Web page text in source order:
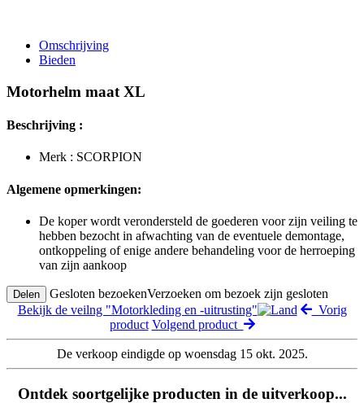
Omschrijving
Bieden
Motorhelm maat XL
Beschrijving :
Merk : SCORPION
Algemene opmerkingen:
De koper wordt verondersteld de goederen voor zijn veiling te
hebben bezocht in afwachting van de eventuele demontage,
ontkoppeling of enige andere behandeling voor de herroeping
van zijn aankoop
Delen Gesloten bezoekenVerzoeken om bezoek zijn gesloten
Bekijk de veilng "Motorkleding en -uitrusting"
Vorig
product Volgend product
De verkoop eindigde op woensdag 15 okt. 2025.
Ontdek soortgelijke producten in de uitverkoop...